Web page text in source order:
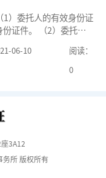
1）委托人的有效身份证
证件。 （2）委托人
口登记卡》本人页原
所在单位盖章的首页复
06-10
阅读：
0
3A12
所 版权所有